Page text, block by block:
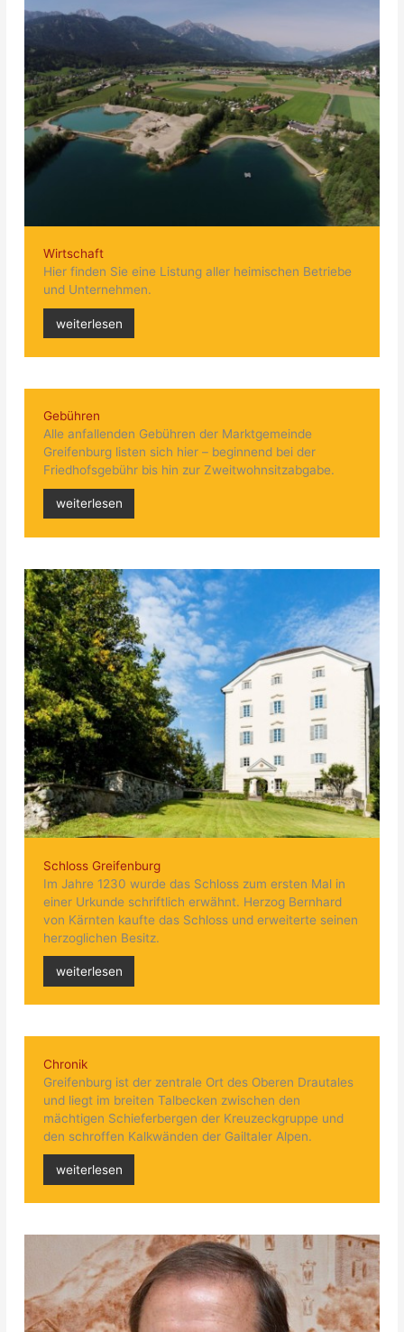
Wirtschaft
Hier finden Sie eine Listung aller heimischen Betriebe
und Unternehmen.
weiterlesen
Gebühren
Alle anfallenden Gebühren der Marktgemeinde
Greifenburg listen sich hier – beginnend bei der
Friedhofsgebühr bis hin zur Zweitwohnsitzabgabe.
weiterlesen
Schloss Greifenburg
Im Jahre 1230 wurde das Schloss zum ersten Mal in
einer Urkunde schriftlich erwähnt. Herzog Bernhard
von Kärnten kaufte das Schloss und erweiterte seinen
herzoglichen Besitz.
weiterlesen
Chronik
Greifenburg ist der zentrale Ort des Oberen Drautales
und liegt im breiten Talbecken zwischen den
mächtigen Schieferbergen der Kreuzeckgruppe und
den schroffen Kalkwänden der Gailtaler Alpen.
weiterlesen